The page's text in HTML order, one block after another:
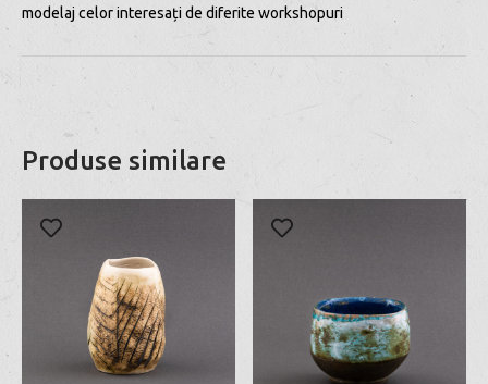
modelaj celor interesați de diferite workshopuri
Produse similare